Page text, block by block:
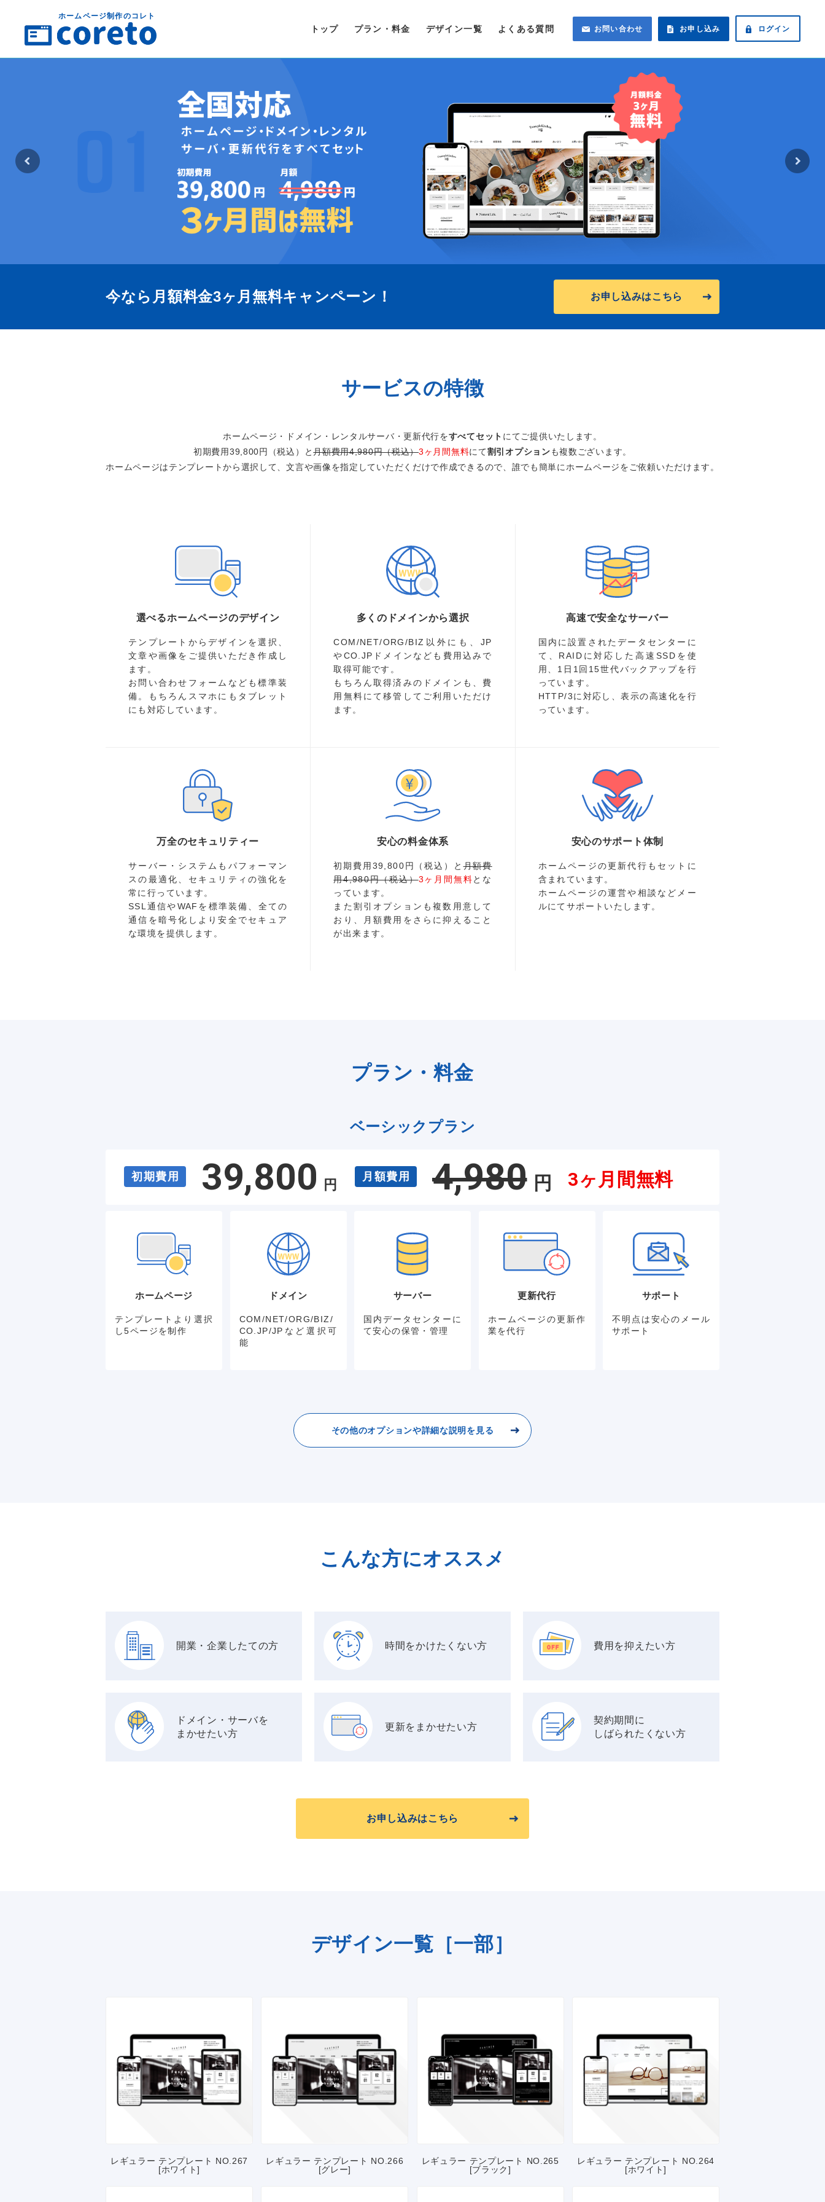
ホームページ制作のコレト
トップ プラン・料金 デザイン一覧 よくある質問 お問い合わせ お申し込み ログイン
今なら月額料金3ヶ月無料キャンペーン！ お申し込みはこちら
サービスの特徴
ホームページ・ドメイン・レンタルサーバ・更新代行をすべてセット にてご提供いたします。
初期費用39,800円（税込）と月額費用4,980円（税込）3ヶ月間無料にて割引オプションも複数ございます。
ホームページはテンプレートから選択して、文言や画像を指定していただくだけで作成できるので、誰でも簡単にホームページをご依頼いただけます。
選べるホームページのデザイン
テンプレートからデザインを選択、
文章や画像をご提供いただき作成し
ます。
お問い合わせフォームなども標準装
備。もちろんスマホにもタブレット
にも対応しています。
多くのドメインから選択
COM/NET/ORG/BIZ以外にも、JP
やCO.JPドメインなども費用込みで
取得可能です。
もちろん取得済みのドメインも、費
用無料にて移管してご利用いただけ
ます。
高速で安全なサーバー
国内に設置されたデータセンターに
て、RAIDに対応した高速SSDを使
用、1日1回15世代バックアップを行
っています。
HTTP/3に対応し、表示の高速化を行
っています。
万全のセキュリティー
サーバー・システムもパフォーマン
スの最適化、セキュリティの強化を
常に行っています。
SSL通信やWAFを標準装備、全ての
通信を暗号化しより安全でセキュア
な環境を提供します。
安心の料金体系
初期費用39,800円（税込）と月額費
用4,980円（税込）3ヶ月間無料とな
っています。
また割引オプションも複数用意して
おり、月額費用をさらに抑えること
が出来ます。
安心のサポート体制
ホームページの更新代行もセットに
含まれています。
ホームページの運営や相談などメー
ルにてサポートいたします。
プラン・料金
ベーシックプラン
初期費用 39,800 円
月額費用 4,980 円 3ヶ月間無料
ホームページ
テンプレートより選択
し5ページを制作
ドメイン
COM/NET/ORG/BIZ/
CO.JP/JPなど選択可
能
サーバー
国内データセンターに
て安心の保管・管理
更新代行
ホームページの更新作
業を代行
サポート
不明点は安心のメール
サポート
その他のオプションや詳細な説明を見る
こんな方にオススメ
開業・企業したての方 時間をかけたくない方 費用を抑えたい方
ドメイン・サーバを
まかせたい方
更新をまかせたい方
契約期間に
しばられたくない方
お申し込みはこちら
デザイン一覧［一部］
レギュラー テンプレート NO.267
[ホワイト]
レギュラー テンプレート NO.266
[グレー]
レギュラー テンプレート NO.265
[ブラック]
レギュラー テンプレート NO.264
[ホワイト]